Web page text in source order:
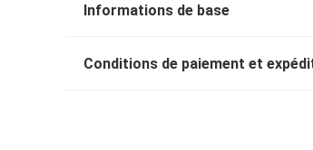
Informations de base
Conditions de paiement et